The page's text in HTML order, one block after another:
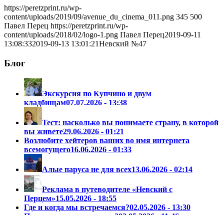
https://peretzprint.ru/wp-
content/uploads/2019/09/avenue_du_cinema_011.png 345 500
Павел Перец https://peretzprint.ru/wp-
content/uploads/2018/02/logo-1.png Павел Перец2019-09-11
13:08:332019-09-13 13:01:21Невский №47
Блог
Экскурсия по Купчино и двум
кладбищам07.07.2026 - 13:38
Тест: насколько вы понимаете страну, в которой
вы живете29.06.2026 - 01:21
Возлюбите хейтеров ваших во имя интернета
всемогущего16.06.2026 - 01:33
Алые паруса не для всех13.06.2026 - 02:14
Реклама в путеводителе «Невский с
Перцем»15.05.2026 - 18:55
Где и когда мы встречаемся?02.05.2026 - 13:30